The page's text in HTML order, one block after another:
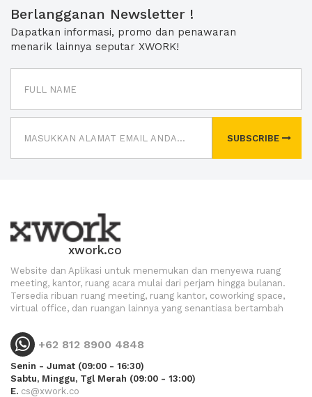
Berlangganan Newsletter !
Dapatkan informasi, promo dan penawaran
menarik lainnya seputar XWORK!
SUBSCRIBE
xwork.co
Website dan Aplikasi untuk menemukan dan menyewa ruang
meeting, kantor, ruang acara mulai dari perjam hingga bulanan.
Tersedia ribuan ruang meeting, ruang kantor, coworking space,
virtual office, dan ruangan lainnya yang senantiasa bertambah
+62 812 8900 4848
Senin - Jumat (09:00 - 16:30)
Sabtu, Minggu, Tgl Merah (09:00 - 13:00)
E. cs@xwork.co